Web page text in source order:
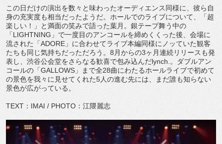
この日だけの演出を数々と味わったオーディエンス同様に、彼ら自
身の充実度も相当だったようだ。ホールでのライブについて、「超
楽しい！」と満面の笑みで語った葉月。銀テープ舞う中の
「LIGHTNING」で一度目のアンコールを締めくくった後、会場に
流された「ADORE」に合わせてライブ本編同様にノッていた観客
たちも同じ気持ちだっただろう。8月からの3ヶ月連続リリースも発
表し、渋谷公会堂をさらなる歓喜で包み込んだlynch.。ダブルアン
コールの「GALLOWS」まで全28曲にわたるホールライブで初めて
の景色を我々に見せてくれた5人の進む先には、まだ誰も知らない
景色が広がっている。
TEXT：IMAI / PHOTO：江隈麗志